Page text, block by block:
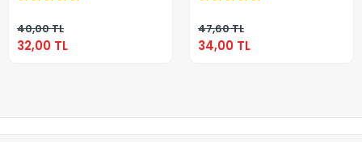
40,00 TL
32,00 TL
47,60 TL
34,00 TL